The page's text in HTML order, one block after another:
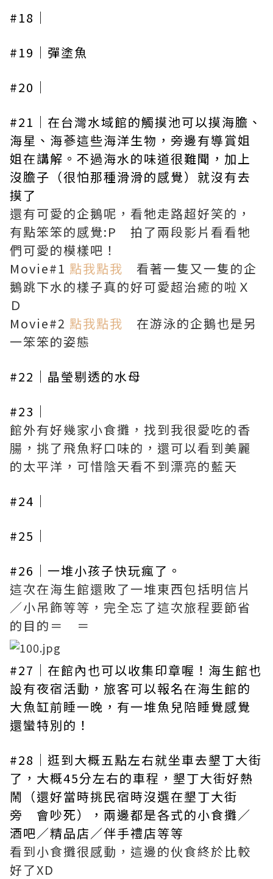
#18｜
#19｜彈塗魚
#20｜
#21｜在台灣水域館的觸摸池可以摸海膽、
海星、海蔘這些海洋生物，旁邊有導賞姐
姐在講解。不過海水的味道很難聞，加上
沒膽子（很怕那種滑滑的感覺）就沒有去
摸了
還有可愛的企鵝呢，看牠走路超好笑的，
有點笨笨的感覺:P 拍了兩段影片看看牠
們可愛的模樣吧！
Movie#1 點我點我 看著一隻又一隻的企
鵝跳下水的樣子真的好可愛超治癒的啦Ｘ
Ｄ
Movie#2 點我點我 在游泳的企鵝也是另
一笨笨的姿態
#22｜晶瑩剔透的水母
#23｜
館外有好幾家小食攤，找到我很愛吃的香
腸，挑了飛魚籽口味的，還可以看到美麗
的太平洋，可惜陰天看不到漂亮的藍天
#24｜
#25｜
#26｜一堆小孩子快玩瘋了。
這次在海生館還敗了一堆東西包括明信片
／小吊飾等等，完全忘了這次旅程要節省
的目的＝ ＝
#27｜在館內也可以收集印章喔！海生館也
設有夜宿活動，旅客可以報名在海生館的
大魚缸前睡一晚，有一堆魚兒陪睡覺感覺
還蠻特別的！
#28｜逛到大概五點左右就坐車去墾丁大街
了，大概45分左右的車程，墾丁大街好熱
鬧（還好當時挑民宿時沒選在墾丁大街
旁 會吵死），兩邊都是各式的小食攤／
酒吧／精品店／伴手禮店等等
看到小食攤很感動，這邊的伙食終於比較
好了XD